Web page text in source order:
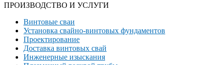
ПРОИЗВОДСТВО И УСЛУГИ
Винтовые сваи
Установка свайно-винтовых фундаментов
Проектирование
Доставка винтовых свай
Инженерные изыскания